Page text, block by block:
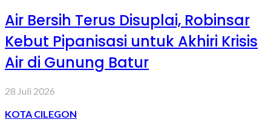
Air Bersih Terus Disuplai, Robinsar
Kebut Pipanisasi untuk Akhiri Krisis
Air di Gunung Batur
28 Juli 2026
KOTA CILEGON